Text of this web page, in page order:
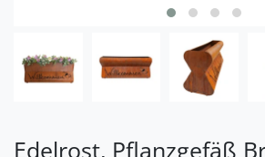
Edelrost, Pflanzgefäß